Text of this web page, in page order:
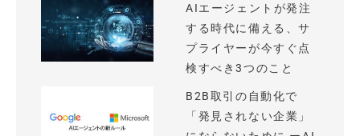
AIエージェントが発注
する時代に備える、サ
プライヤーが今すぐ点
検すべき3つのこと
B2B取引の自動化で
「発見されない企業」